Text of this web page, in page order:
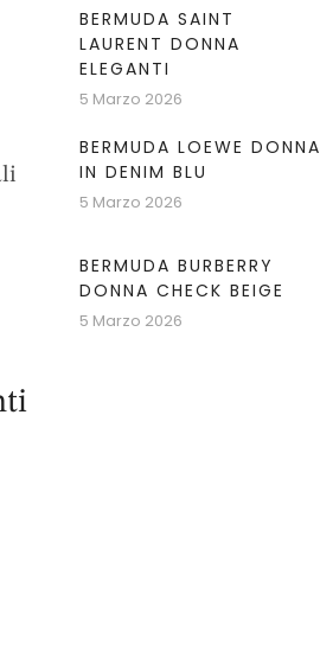
BERMUDA SAINT
LAURENT DONNA
ELEGANTI
5 Marzo 2026
BERMUDA LOEWE DONNA
IN DENIM BLU
5 Marzo 2026
BERMUDA BURBERRY
DONNA CHECK BEIGE
5 Marzo 2026